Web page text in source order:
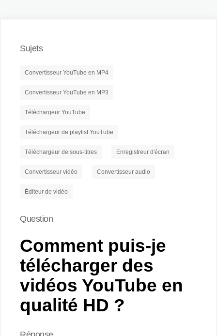
Sujets
Convertisseur YouTube en MP4
Convertisseur YouTube en MP3
Téléchargeur YouTube
Téléchargeur de playlist YouTube
Téléchargeur de sous-titres Enregistreur d'écran
Convertisseur vidéo Convertisseur audio
Éditeur de vidéo
Question
Comment puis-je
télécharger des
vidéos YouTube en
qualité HD ?